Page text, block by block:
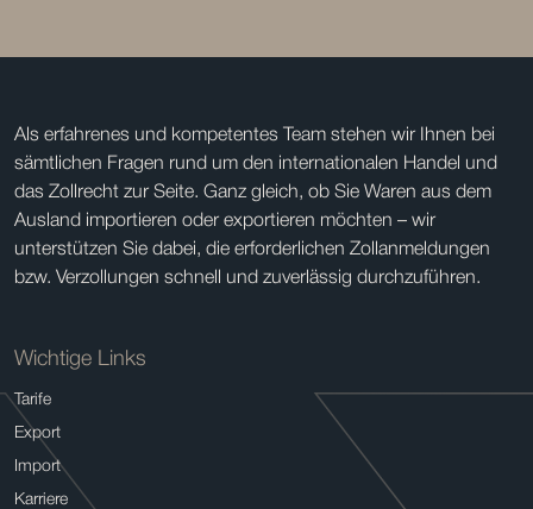
Als erfahrenes und kompetentes Team stehen wir Ihnen bei
sämtlichen Fragen rund um den internationalen Handel und
das Zollrecht zur Seite. Ganz gleich, ob Sie Waren aus dem
Ausland importieren oder exportieren möchten – wir
unterstützen Sie dabei, die erforderlichen Zollanmeldungen
bzw. Verzollungen schnell und zuverlässig durchzuführen.
Wichtige Links
Tarife
Export
Import
Karriere